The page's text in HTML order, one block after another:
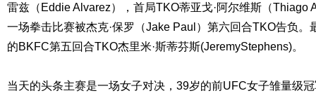
雷兹（Eddie Alvarez），首局TKO蒂亚戈·阿尔维斯（Thiago
一场拳击比赛被杰克·保罗（Jake Paul）第六回合TKO告负。
的BKFC第五回合TKO杰里米·斯蒂芬斯(JeremyStephens)。
当天的头条主赛是一场女子对决，39岁的前UFC女子雏量级